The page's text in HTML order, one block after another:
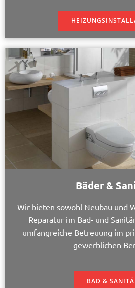
Bäder &
Wir bieten sowohl Neubau und
Reparatur im Bad- und
umfangreiche Betreuung im
gewerblichen
BAD &